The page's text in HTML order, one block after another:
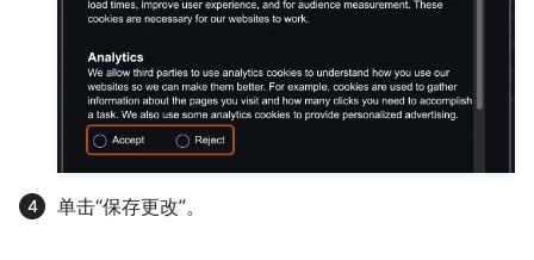
单击“保存更改”。